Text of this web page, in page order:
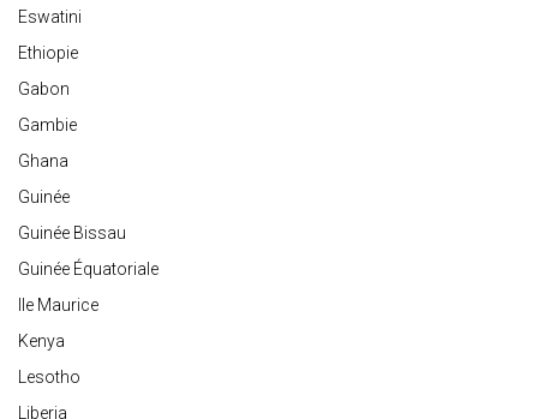
Eswatini
Ethiopie
Gabon
Gambie
Ghana
Guinée
Guinée Bissau
Guinée Équatoriale
Ile Maurice
Kenya
Lesotho
Liberia